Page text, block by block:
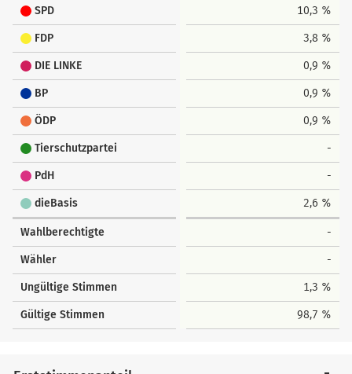
SPD 10,3 %
FDP 3,8 %
DIE LINKE 0,9 %
BP 0,9 %
ÖDP 0,9 %
Tierschutzpartei -
PdH -
dieBasis 2,6 %
Wahlberechtigte -
Wähler -
Ungültige Stimmen 1,3 %
Gültige Stimmen 98,7 %